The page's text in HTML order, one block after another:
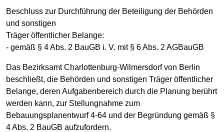
Beschluss zur Durchführung der Beteiligung der Behörden
und sonstigen
Träger öffentlicher Belange:
- gemäß § 4 Abs. 2 BauGB i. V. mit § 6 Abs. 2 AGBauGB
Das Bezirksamt Charlottenburg-Wilmersdorf von Berlin
beschließt, die Behörden und sonstigen Träger öffentlicher
Belange, deren Aufgabenbereich durch die Planung berührt
werden kann, zur Stellungnahme zum
Bebauungsplanentwurf 4-64 und der Begründung gemäß §
4 Abs. 2 BauGB aufzufordern.